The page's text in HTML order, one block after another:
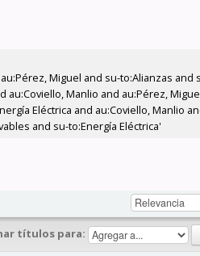
au:Pérez, Miguel and su-to:Alianzas
Manlio and au:Pérez,
Eléctrica and au:Coviello, Manlio
and su-to:Energía Eléctrica'
títulos para: